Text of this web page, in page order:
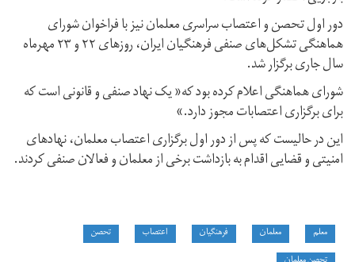
دور اول تحصن و اعتصاب سراسری معلمان نیز با فراخوان شورای
هماهنگی تشکل‌های صنفی فرهنگیان ایران، روزهای ۲۲ و ۲۳ مهرماه
سال جاری برگزار شد.
شورای هماهنگی اعلام کرده بود که« یک نهاد صنفی و قانونی است که
برای برگزاری اعتصابات مجوز دارد.»
این در حالیست که پس از دور اول برگزاری اعتصاب معلمان، نهادهای
امنیتی و قضایی اقدام به بازداشت برخی از معلمان و فعالان صنفی کردند.
معلم معلمان فرهنگیان اعتصاب
تحصن